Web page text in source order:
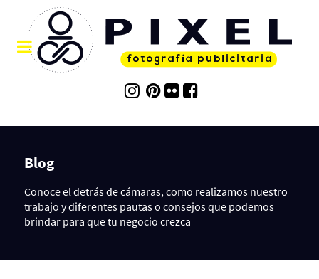
Blog
Conoce el detrás de cámaras, como realizamos nuestro
trabajo y diferentes pautas o consejos que podemos
brindar para que tu negocio crezca